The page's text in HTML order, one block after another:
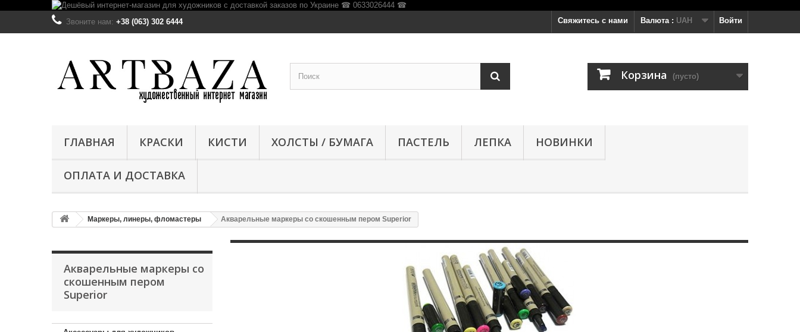
Войти
Валюта : UAH
Свяжитесь с нами
Звоните нам: +38 (063) 302 6444
Корзина (пусто)
ГЛАВНАЯ КРАСКИ КИСТИ ХОЛСТЫ / БУМАГА ПАСТЕЛЬ ЛЕПКА НОВИНКИ
ОПЛАТА И ДОСТАВКА
Маркеры, линеры, фломастеры Акварельные маркеры со скошенным пером Superior
Акварельные маркеры со
скошенным пером
Superior